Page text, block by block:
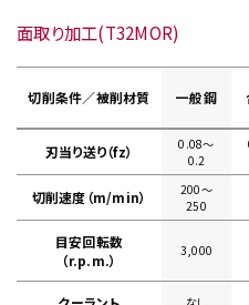
面取り加工(T32MOR)
切削条件／被削材質 一般鋼
刃当り送り（fz）
0.08〜
0.2
切削速度（m/min）
200〜
250
目安回転数
（r.p.m.）
3,000